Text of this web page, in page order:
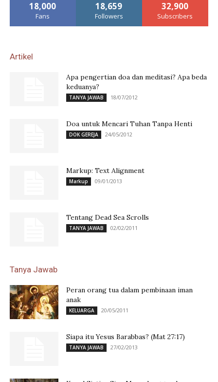
18,000
Fans
18,659
Followers
32,900
Subscribers
Artikel
Apa pengertian doa dan meditasi? Apa beda
keduanya?
TANYA JAWAB 18/07/2012
Doa untuk Mencari Tuhan Tanpa Henti
DOK GEREJA 24/05/2012
Markup: Text Alignment
Markup 09/01/2013
Tentang Dead Sea Scrolls
TANYA JAWAB 02/02/2011
Tanya Jawab
Peran orang tua dalam pembinaan iman
anak
KELUARGA 20/05/2011
Siapa itu Yesus Barabbas? (Mat 27:17)
TANYA JAWAB 27/02/2013